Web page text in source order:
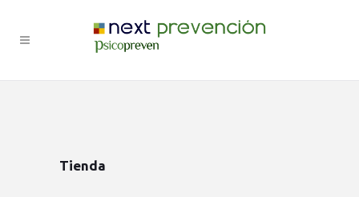
Tienda